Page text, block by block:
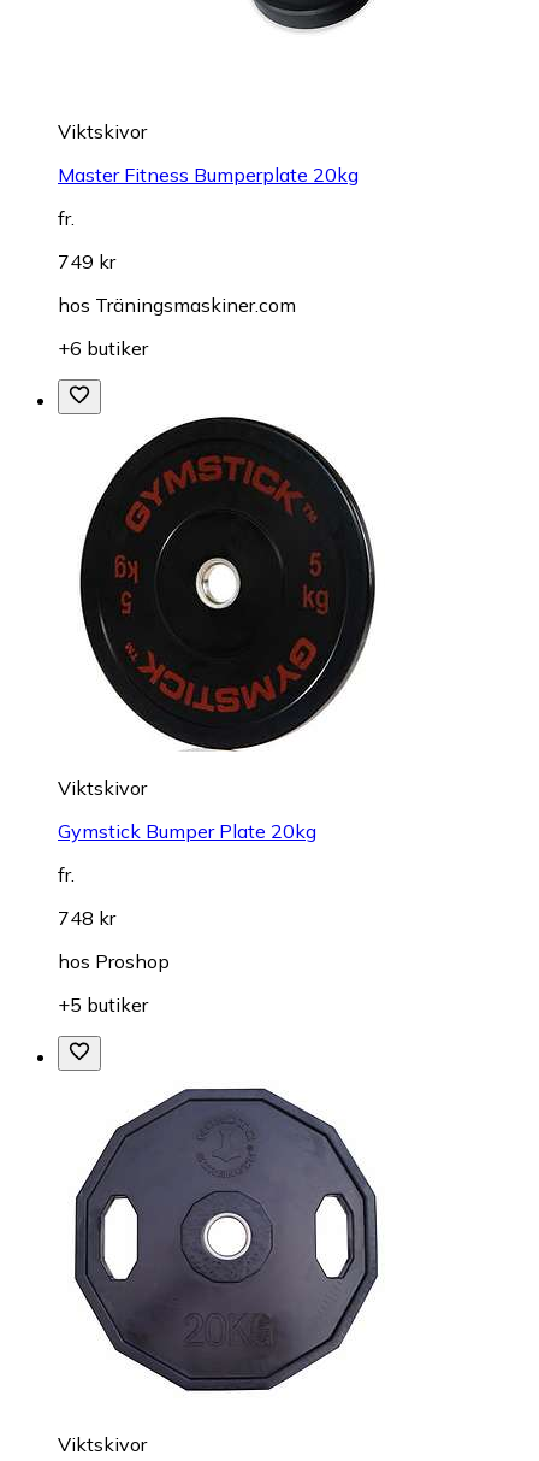
Viktskivor
Master Fitness Bumperplate 20kg
fr.
749 kr
hos Träningsmaskiner.com
+6 butiker
Viktskivor
Gymstick Bumper Plate 20kg
fr.
748 kr
hos Proshop
+5 butiker
Viktskivor